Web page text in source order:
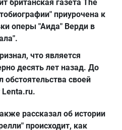
британская газета The
приурочена к
оперы "Аида" Верди в
что является
десять лет назад. До
обстоятельства своей
рассказал об истории
происходит, как